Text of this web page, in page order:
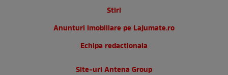
Stiri
Anunturi imobiliare pe Lajumate.ro
Echipa redactionala
Site-uri Antena Group